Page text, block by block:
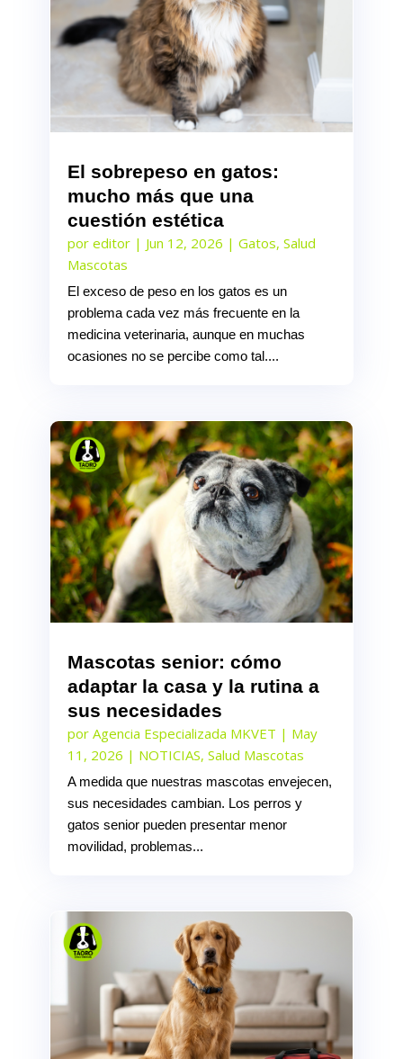
El sobrepeso en gatos:
mucho más que una
cuestión estética
por editor| Jun 12, 2026 | Gatos, Salud
Mascotas
El exceso de peso en los gatos es un
problema cada vez más frecuente en la
medicina veterinaria, aunque en muchas
ocasiones no se percibe como tal....
Mascotas senior: cómo
adaptar la casa y la rutina a
sus necesidades
por Agencia Especializada MKVET | May
11, 2026 | NOTICIAS, Salud Mascotas
A medida que nuestras mascotas envejecen,
sus necesidades cambian. Los perros y
gatos senior pueden presentar menor
movilidad, problemas...